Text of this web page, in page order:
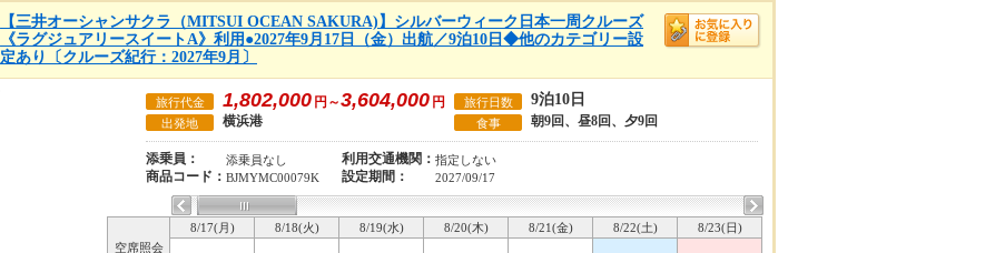
【三井オーシャンサクラ（MITSUI OCEAN SAKURA)】シルバーウィーク日本一周クルーズ
《ラグジュアリースイートA》利用●2027年9月17日（金）出航／9泊10日◆他のカテゴリー設
定あり〔クルーズ紀行：2027年9月〕
旅行代金 1,802,000 円～3,604,000 円 旅行日数 9泊10日
出発地 横浜港 食事 朝9回、昼8回、夕9回
添乗員： 添乗員なし 利用交通機関： 指定しない
商品コード： BJMYMC00079K 設定期間： 2027/09/17
空席照会
8/17(月) 8/18(火) 8/19(水) 8/20(木) 8/21(金) 8/22(土) 8/23(日)